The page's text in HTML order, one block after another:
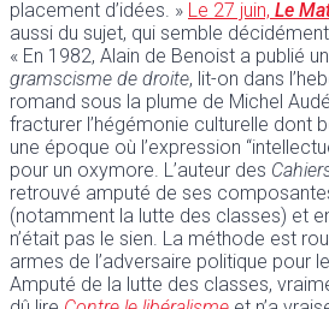
placement d’idées. » Le 27 juin, Le
aussi du sujet, qui semble
« En 1982, Alain de Benoist a publié
gramscisme de droite, lit-on dans
romand sous la plume de Michel
fracturer l’hégémonie culturelle dont
une époque où l’expression
pour un oxymore. L’auteur des
retrouvé amputé de ses
(notamment la lutte des classes) et
n’était pas le sien. La méthode est
armes de l’adversaire politique pour
Amputé de la lutte des classes,